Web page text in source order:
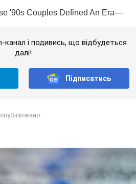
канал і подивись, що відбудеться
далі!
Підписатись